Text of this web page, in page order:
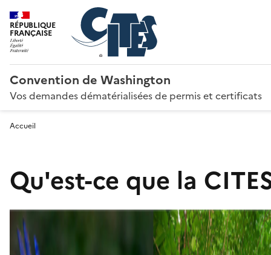
RÉPUBLIQUE
FRANÇAISE
Convention de Washington
Vos demandes dématérialisées de permis et certificats
Accueil
Qu'est-ce que la